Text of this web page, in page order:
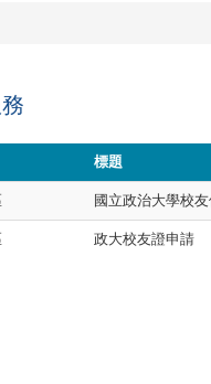
標題
國立政治大學校
政大校友證申請